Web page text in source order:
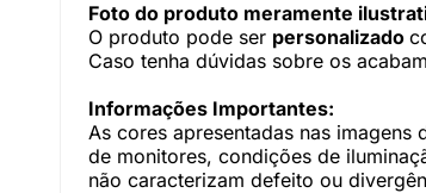
Foto do produto meramente
O produto pode ser personalizado
Caso tenha dúvidas sobre os
Informações Importantes:
As cores apresentadas nas
de monitores, condições de
não caracterizam defeito ou